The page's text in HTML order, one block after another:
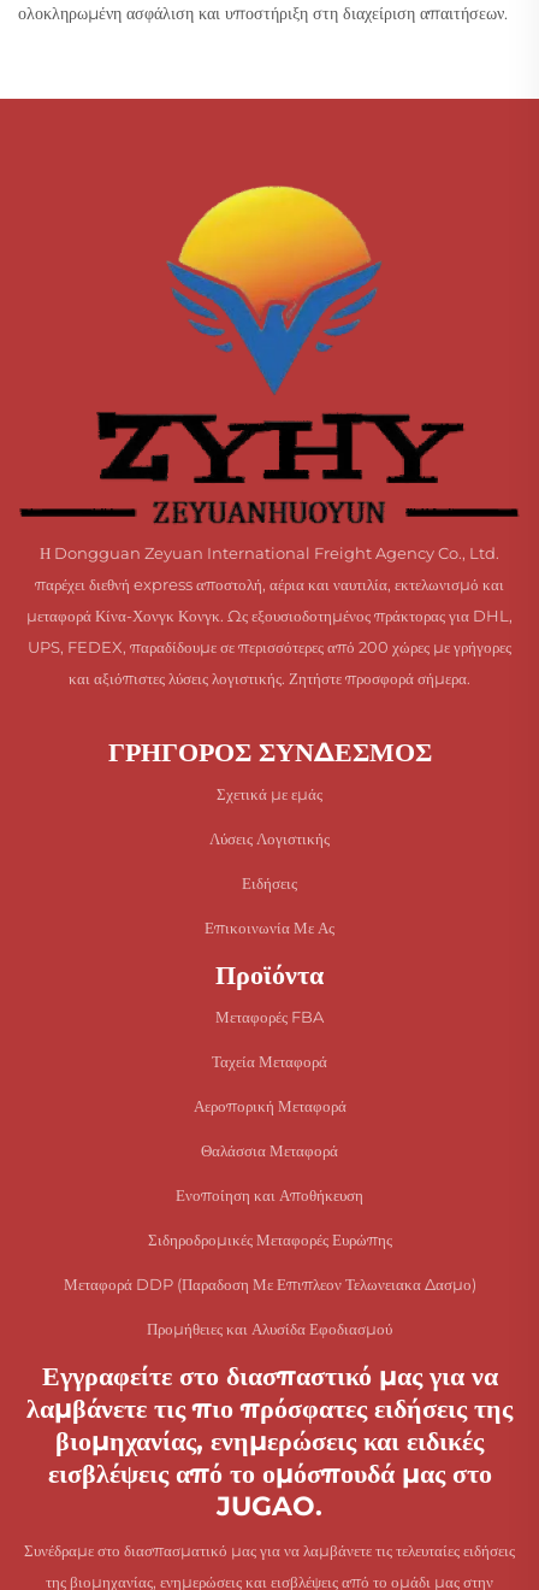
ολοκληρωμένη ασφάλιση και υποστήριξη στη διαχείριση απαιτήσεων.
Η Dongguan Zeyuan International Freight Agency Co., Ltd.
παρέχει διεθνή express αποστολή, αέρια και ναυτιλία, εκτελωνισμό και
μεταφορά Κίνα-Χονγκ Κονγκ. Ως εξουσιοδοτημένος πράκτορας για DHL,
UPS, FEDEX, παραδίδουμε σε περισσότερες από 200 χώρες με γρήγορες
και αξιόπιστες λύσεις λογιστικής. Ζητήστε προσφορά σήμερα.
ΓΡΗΓΟΡΟΣ ΣΥΝΔΕΣΜΟΣ
Σχετικά με εμάς
Λύσεις Λογιστικής
Ειδήσεις
Επικοινωνία Με Ας
Προϊόντα
Μεταφορές FBA
Ταχεία Μεταφορά
Αεροπορική Μεταφορά
Θαλάσσια Μεταφορά
Ενοποίηση και Αποθήκευση
Σιδηροδρομικές Μεταφορές Ευρώπης
Μεταφορά DDP (Παραδοση Με Επιπλεον Τελωνειακα Δασμο)
Προμήθειες και Αλυσίδα Εφοδιασμού
Εγγραφείτε στο διασπαστικό μας για να
λαμβάνετε τις πιο πρόσφατες ειδήσεις της
βιομηχανίας, ενημερώσεις και ειδικές
εισβλέψεις από το ομόσπουδά μας στο
JUGAO.
Συνέδραμε στο διασπασματικό μας για να λαμβάνετε τις τελευταίες ειδήσεις
της βιομηχανίας, ενημερώσεις και εισβλέψεις από το ομάδι μας στην